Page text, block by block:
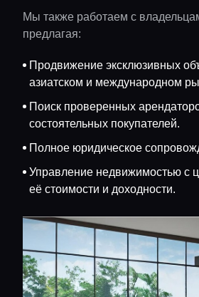
Мы также работаем с
предлагая:
Продвижение эксклюзивных
азиатском и международном
Поиск проверенных
состоятельных покупателей.
Полное юридическое
Управление недвижимостью с
её стоимости и доходности.